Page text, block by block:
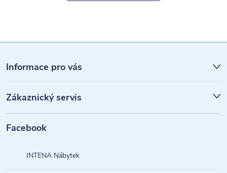
á
p
a
Informace pro vás
Zákaznický servis
Facebook
INTENA Nábytek